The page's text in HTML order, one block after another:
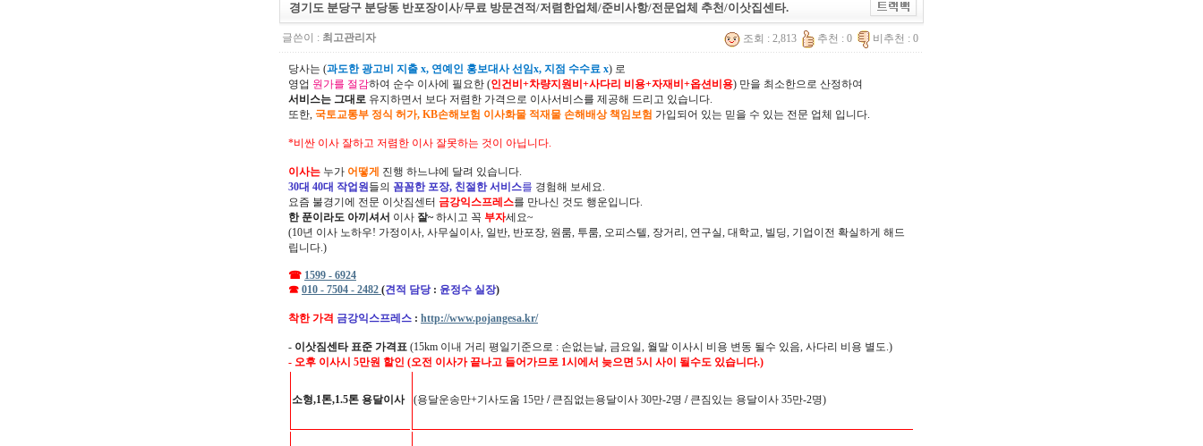
경기도 분당구 분당동 반포장이사/무료 방문견적/저렴한업체/준비사항/전문업체 추천/이삿집센타.
글쓴이 : 최고관리자 조회 : 2,813 추천 : 0 비추천 : 0
당사는 (과도한 광고비 지출 x, 연예인 홍보대사 선임x, 지점 수수료 x) 로
영업 원가를 절감하여 순수 이사에 필요한 (인건비+차량지원비+사다리 비용+자재비+옵션비용) 만을 최소한으로 산정하여
서비스는 그대로 유지하면서 보다 저렴한 가격으로 이사서비스를 제공해 드리고 있습니다.
또한, 국토교통부 정식 허가, KB손해보험 이사화물 적재물 손해배상 책임보험 가입되어 있는 믿을 수 있는 전문 업체 입니다.
*비싼 이사 잘하고 저렴한 이사 잘못하는 것이 아닙니다.
이사는 누가 어떻게 진행 하느냐에 달려 있습니다.
30대 40대 작업원들의 꼼꼼한 포장, 친절한 서비스를 경험해 보세요.
요즘 불경기에 전문 이삿짐센터 금강익스프레스를 만나신 것도 행운입니다.
한 푼이라도 아끼셔서 이사 잘~ 하시고 꼭 부자세요~
(10년 이사 노하우! 가정이사, 사무실이사, 일반, 반포장, 원룸, 투룸, 오피스텔, 장거리, 연구실, 대학교, 빌딩, 기업이전 확실하게 해드
립니다.)
☎ 1599 - 6924
☎ 010 - 7504 - 2482 (견적 담당 : 윤정수 실장)
착한 가격 금강익스프레스 : http://www.pojangesa.kr/
- 이삿짐센타 표준 가격표 (15km 이내 거리 평일기준으로 : 손없는날, 금요일, 월말 이사시 비용 변동 될수 있음, 사다리 비용 별도.)
- 오후 이사시 5만원 할인 (오전 이사가 끝나고 들어가므로 1시에서 늦으면 5시 사이 될수도 있습니다.)
소형,1톤,1.5톤 용달이사 (용달운송만+기사도움 15만 /큰짐없는용달이사 30만-2명 /큰짐있는 용달이사 35만-2명)